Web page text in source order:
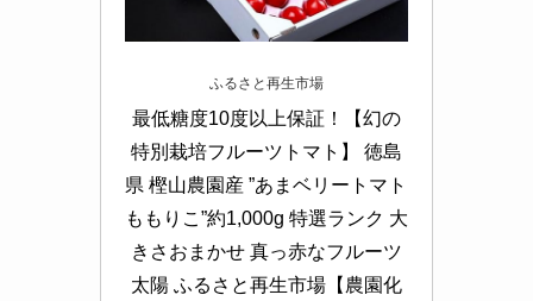
ふるさと再生市場
最低糖度10度以上保証！【幻の
特別栽培フルーツトマト】 徳島
県 樫山農園産 ”あまベリートマト
ももりこ”約1,000g 特選ランク 大
きさおまかせ 真っ赤なフルーツ
太陽 ふるさと再生市場【農園化